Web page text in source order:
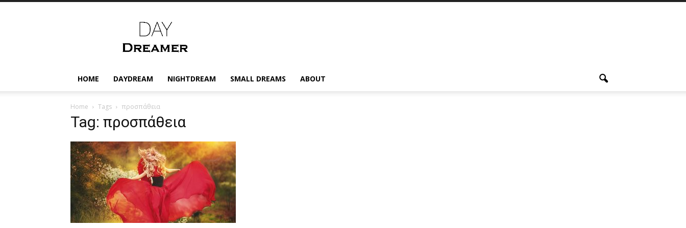
Daydreamer.gr
HOME DAYDREAM NIGHTDREAM SMALL DREAMS ABOUT
Home Tags προσπάθεια
Tag: προσπάθεια